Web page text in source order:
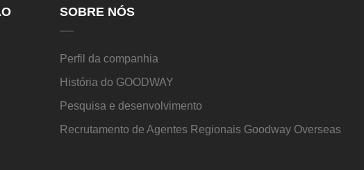
SOBRE NÓS
Perfil da companhia
História do GOODWAY
Pesquisa e desenvolvimento
Recrutamento de Agentes Regionais Goodway Overseas